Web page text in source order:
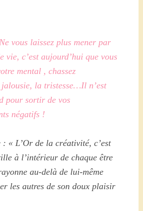
vous laissez plus mener par
vie, c’est aujourd’hui que vous
mental , chassez
jalousie, la tristesse…Il n’est
pour sortir de vos
négatifs !
« L’Or de la créativité, c’est
à l’intérieur de chaque être
au-delà de lui-même
les autres de son doux plaisir